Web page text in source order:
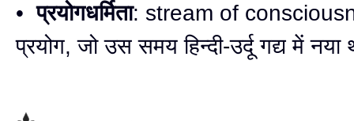
•प्रयोगधर्मिता: stream of
प्रयोग, जो उस समय हिन्दी-उर्दू गद्य में नया